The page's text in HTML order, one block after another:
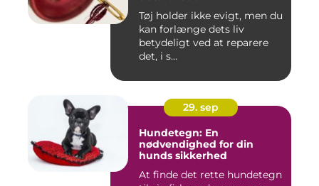
Tøj holder ikke evigt, men du
kan forlænge dets liv
betydeligt ved at reparere
det, i s...
29. sep
Hundetegn: En
nødvendighed for din
hunds sikkerhed
At finde det rette hundetegn